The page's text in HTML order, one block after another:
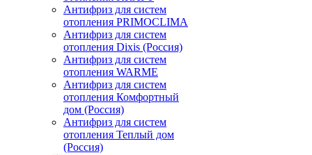
Антифриз для систем
отопления PRIMOCLIMA
Антифриз для систем
отопления Dixis (Россия)
Антифриз для систем
отопления WARME
Антифриз для систем
отопления Комфортный
дом (Россия)
Антифриз для систем
отопления Теплый дом
(Россия)